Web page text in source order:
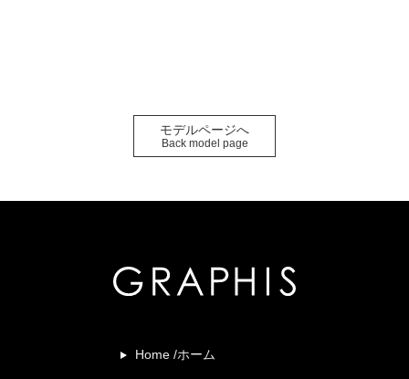
モデルページへ
Back model page
Home /ホーム